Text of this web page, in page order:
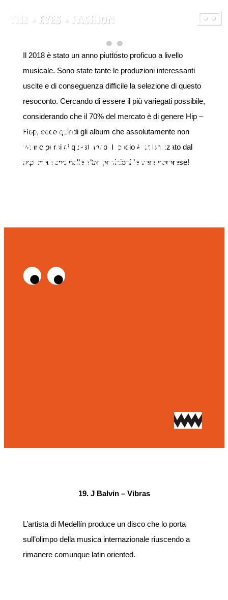
I 18 (+1) ALBUM DELL’ANNO
SECONDO THE EYES FASHION
di The Eyes Fashion
Il 2018 è stato un anno piuttosto proficuo a livello
musicale. Sono state tante le produzioni interessanti
uscite e di conseguenza difficile la selezione di questo
resoconto. Cercando di essere il più variegati possibile,
considerando che il 70% del mercato è di genere Hip –
Hop, ecco quindi gli album che assolutamente non
vanno persi di quest’anno. Il podio è colonizzato dal
rap, ma sono nelle altre posizioni le vere sorprese!
19. J Balvin – Vibras
L’artista di Medellín produce un disco che lo porta
sull’olimpo della musica internazionale riuscendo a
rimanere comunque latin oriented.